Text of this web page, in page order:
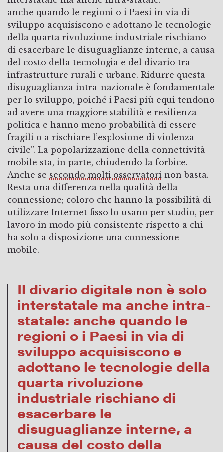
anche quando le regioni o i Paesi in via di
sviluppo acquisiscono e adottano le tecnologie
della quarta rivoluzione industriale rischiano
di esacerbare le disuguaglianze interne, a causa
del costo della tecnologia e del divario tra
infrastrutture rurali e urbane. Ridurre questa
disuguaglianza intra-nazionale è fondamentale
per lo sviluppo, poiché i Paesi più equi tendono
ad avere una maggiore stabilità e resilienza
politica e hanno meno probabilità di essere
fragili o a rischiare l’esplosione di violenza
civile”. La popolarizzazione della connettività
mobile sta, in parte, chiudendo la forbice.
Anche se secondo molti osservatori non basta.
Resta una differenza nella qualità della
connessione; coloro che hanno la possibilità di
utilizzare Internet fisso lo usano per studio, per
lavoro in modo più consistente rispetto a chi
ha solo a disposizione una connessione
mobile.
Il divario digitale non è solo
interstatale ma anche intra-
statale: anche quando le
regioni o i Paesi in via di
sviluppo acquisiscono e
adottano le tecnologie della
quarta rivoluzione
industriale rischiano di
esacerbare le
disuguaglianze interne, a
causa del costo della